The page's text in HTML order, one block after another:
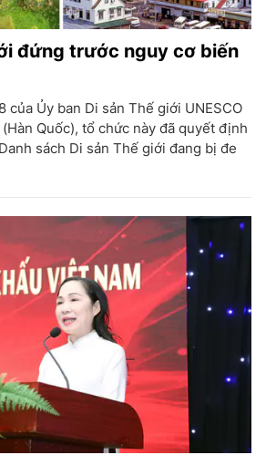
đứng trước nguy cơ biến
của Ủy ban Di sản Thế giới UNESCO
Quốc), tổ chức này đã quyết định
sách Di sản Thế giới đang bị đe